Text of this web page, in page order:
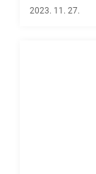
2023. 11. 27.